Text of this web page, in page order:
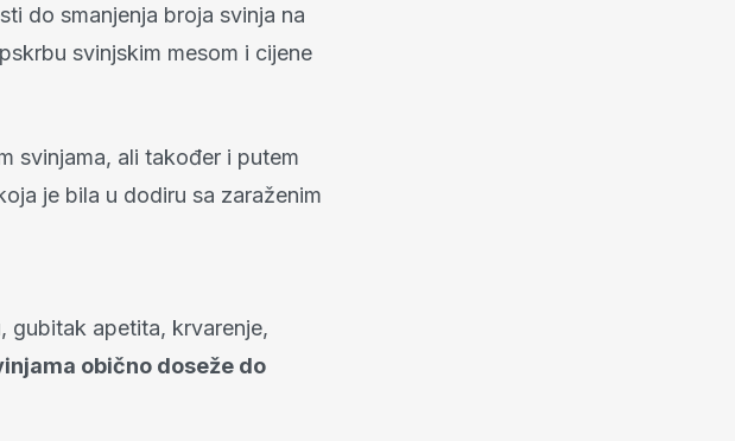
do smanjenja broja svinja na
svinjskim mesom i cijene
svinjama, ali također i putem
je bila u dodiru sa zaraženim
gubitak apetita, krvarenje,
obično doseže do